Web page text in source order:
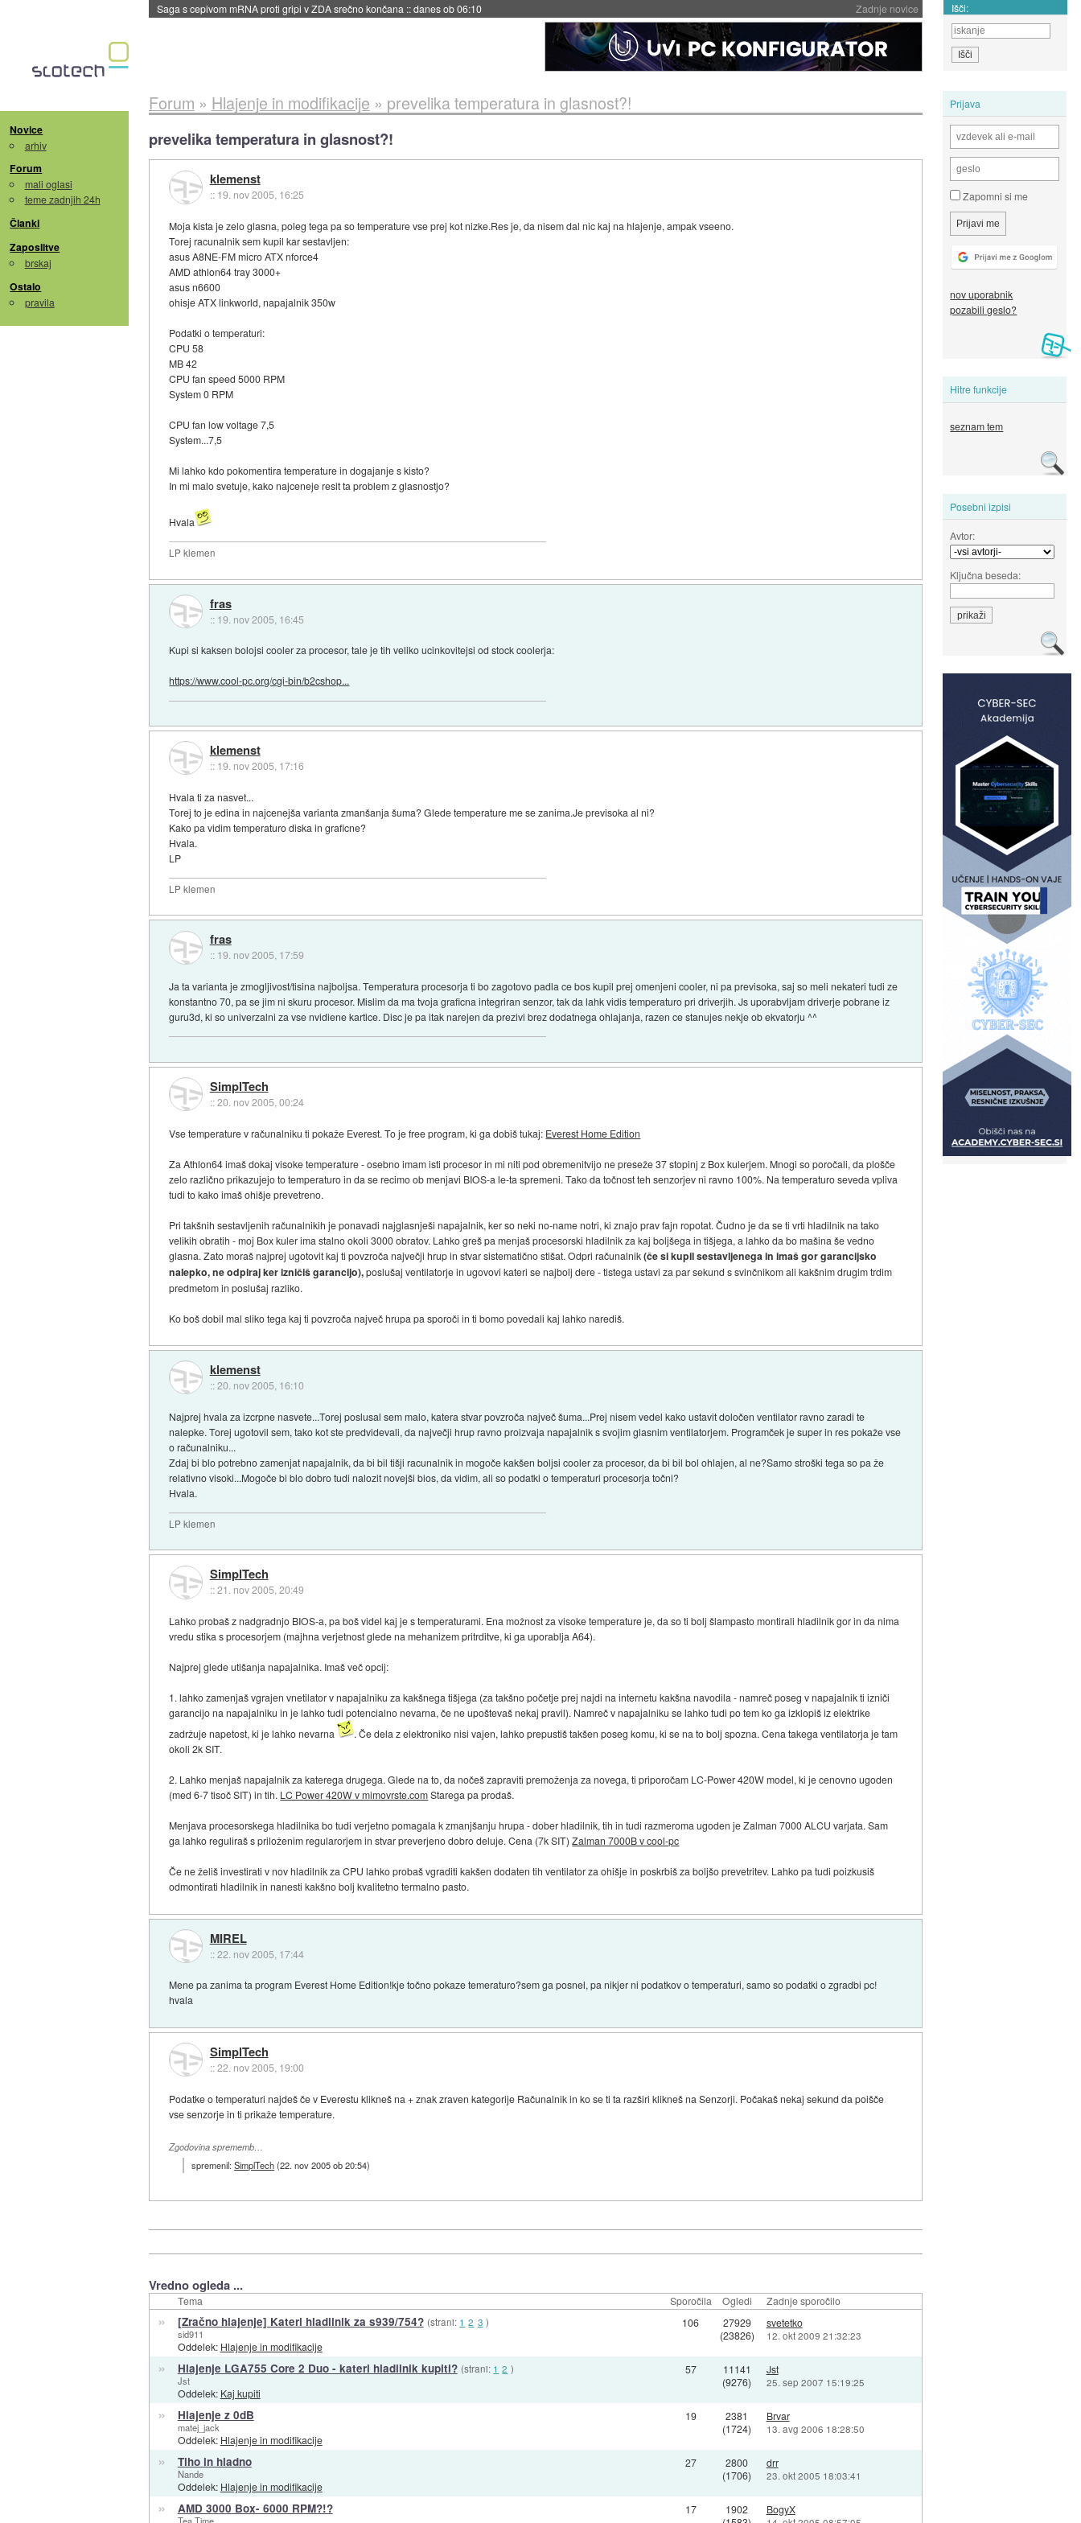
Zadnje novice
Saga s cepivom mRNA proti gripi v ZDA srečno končana ::danes ob 06:10 Išči:
Novice
arhiv
Forum
mali oglasi
teme zadnjih 24h
Članki
Zaposlitve
brskaj
Ostalo
pravila
Prijava
Zapomni si me
nov uporabnik
pozabili geslo?
Hitre funkcije
seznam tem
Posebni izpisi
Avtor:
Ključna beseda:
Forum » Hlajenje in modifikacije » prevelika temperatura in glasnost?!
prevelika temperatura in glasnost?!
klemenst
:: 19. nov 2005, 16:25
Moja kista je zelo glasna, poleg tega pa so temperature vse prej kot nizke.Res je, da nisem dal nic kaj na hlajenje, ampak vseeno.
Torej racunalnik sem kupil kar sestavljen:
asus A8NE-FM micro ATX nforce4
AMD athlon64 tray 3000+
asus n6600
ohisje ATX linkworld, napajalnik 350w
Podatki o temperaturi:
CPU 58
MB 42
CPU fan speed 5000 RPM
System 0 RPM
CPU fan low voltage 7,5
System...7,5
Mi lahko kdo pokomentira temperature in dogajanje s kisto?
In mi malo svetuje, kako najceneje resit ta problem z glasnostjo?
Hvala
LP klemen
fras
:: 19. nov 2005, 16:45
Kupi si kaksen bolojsi cooler za procesor, tale je tih veliko ucinkovitejsi od stock coolerja:
https://www.cool-pc.org/cgi-bin/b2cshop...
klemenst
:: 19. nov 2005, 17:16
Hvala ti za nasvet...
Torej to je edina in najcenejša varianta zmanšanja šuma? Glede temperature me se zanima.Je previsoka al ni?
Kako pa vidim temperaturo diska in graficne?
Hvala.
LP
LP klemen
fras
:: 19. nov 2005, 17:59
Ja ta varianta je zmogljivost/tisina najboljsa. Temperatura procesorja ti bo zagotovo padla ce bos kupil prej omenjeni cooler, ni pa previsoka, saj so meli nekateri tudi ze
konstantno 70, pa se jim ni skuru procesor. Mislim da ma tvoja graficna integriran senzor, tak da lahk vidis temperaturo pri driverjih. Js uporabvljam driverje pobrane iz
guru3d, ki so univerzalni za vse nvidiene kartice. Disc je pa itak narejen da prezivi brez dodatnega ohlajanja, razen ce stanujes nekje ob ekvatorju ^^
SimplTech
::20. nov 2005, 00:24
Vse temperature v računalniku ti pokaže Everest. To je free program, ki ga dobiš tukaj: Everest Home Edition
Za Athlon64 imaš dokaj visoke temperature - osebno imam isti procesor in mi niti pod obremenitvijo ne preseže 37 stopinj z Box kulerjem. Mnogi so poročali, da plošče
zelo različno prikazujejo to temperaturo in da se recimo ob menjavi BIOS-a le-ta spremeni. Tako da točnost teh senzorjev ni ravno 100%. Na temperaturo seveda vpliva
tudi to kako imaš ohišje prevetreno.
Pri takšnih sestavljenih računalnikih je ponavadi najglasnješi napajalnik, ker so neki no-name notri, ki znajo prav fajn ropotat. Čudno je da se ti vrti hladilnik na tako
velikih obratih - moj Box kuler ima stalno okoli 3000 obratov. Lahko greš pa menjaš procesorski hladilnik za kaj boljšega in tišjega, a lahko da bo mašina še vedno
glasna. Zato moraš najprej ugotovit kaj ti povzroča največji hrup in stvar sistematično stišat. Odpri računalnik(če si kupil sestavljenega in imaš gor garancijsko
nalepko, ne odpiraj ker izničiš garancijo),poslušaj ventilatorje in ugovovi kateri se najbolj dere - tistega ustavi za par sekund s svinčnikom ali kakšnim drugim trdim
predmetom in poslušaj razliko.
Ko boš dobil mal sliko tega kaj ti povzroča največ hrupa pa sporoči in ti bomo povedali kaj lahko narediš.
klemenst
::20. nov 2005, 16:10
Najprej hvala za izcrpne nasvete...Torej poslusal sem malo, katera stvar povzroča največ šuma...Prej nisem vedel kako ustavit določen ventilator ravno zaradi te
nalepke. Torej ugotovil sem, tako kot ste predvidevali, da največji hrup ravno proizvaja napajalnik s svojim glasnim ventilatorjem. Programček je super in res pokaže vse
o računalniku...
Zdaj bi blo potrebno zamenjat napajalnik, da bi bil tišji racunalnik in mogoče kakšen boljsi cooler za procesor, da bi bil bol ohlajen, al ne?Samo stroški tega so pa že
relativno visoki...Mogoče bi blo dobro tudi nalozit novejši bios, da vidim, ali so podatki o temperaturi procesorja točni?
Hvala.
LP klemen
SimplTech
::21. nov 2005, 20:49
Lahko probaš z nadgradnjo BIOS-a, pa boš videl kaj je s temperaturami. Ena možnost za visoke temperature je, da so ti bolj šlampasto montirali hladilnik gor in da nima
vredu stika s procesorjem (majhna verjetnost glede na mehanizem pritrditve, ki ga uporablja A64).
Najprej glede utišanja napajalnika. Imaš več opcij:
1. lahko zamenjaš vgrajen vnetilator v napajalniku za kakšnega tišjega (za takšno početje prej najdi na internetu kakšna navodila - namreč poseg v napajalnik ti izniči
garancijo na napajalniku in je lahko tudi potencialno nevarna, če ne upoštevaš nekaj pravil). Namreč v napajalniku se lahko tudi po tem ko ga izklopiš iz elektrike
zadržuje napetost, ki je lahko nevarna
. Če dela z elektroniko nisi vajen, lahko prepustiš takšen poseg komu, ki se na to bolj spozna. Cena takega ventilatorja je tam
okoli 2k SIT.
2. Lahko menjaš napajalnik za katerega drugega. Glede na to, da nočeš zapraviti premoženja za novega, ti priporočam LC-Power 420W model, ki je cenovno ugoden
(med 6-7 tisoč SIT) in tih. LC Power 420W v mimovrste.comStarega pa prodaš.
Menjava procesorskega hladilnika bo tudi verjetno pomagala k zmanjšanju hrupa - dober hladilnik, tih in tudi razmeroma ugoden je Zalman 7000 ALCU varjata. Sam
ga lahko reguliraš s priloženim regularorjem in stvar preverjeno dobro deluje. Cena (7k SIT)Zalman 7000B v cool-pc
Če ne želiš investirati v nov hladilnik za CPU lahko probaš vgraditi kakšen dodaten tih ventilator za ohišje in poskrbiš za boljšo prevetritev. Lahko pa tudi poizkusiš
odmontirati hladilnik in nanesti kakšno bolj kvalitetno termalno pasto.
MIREL
::22. nov 2005, 17:44
Mene pa zanima ta program Everest Home Edition!kje točno pokaze temeraturo?sem ga posnel, pa nikjer ni podatkov o temperaturi, samo so podatki o zgradbi pc!
hvala
SimplTech
::22. nov 2005, 19:00
Podatke o temperaturi najdeš če v Everestu klikneš na + znak zraven kategorije Računalnik in ko se ti ta razširi klikneš na Senzorji. Počakaš nekaj sekund da poišče
vse senzorje in ti prikaže temperature.
Zgodovina sprememb…
spremenil:SimplTech(22. nov 2005 ob 20:54)
Vredno ogleda ...
Tema Sporočila Ogledi Zadnje sporočilo
» [Zračno hlajenje] Kateri hladilnik za s939/754? (strani: 1 2 3 )
sid911
Oddelek: Hlajenje in modifikacije
106
27929
(23826)
svetetko
12. okt 2009 21:32:23
» Hlajenje LGA755 Core 2 Duo - kateri hladilnik kupiti? (strani: 1 2 )
Jst
Oddelek: Kaj kupiti
57
11141
(9276)
Jst
25. sep 2007 15:19:25
» Hlajenje z 0dB
matej_jack
Oddelek: Hlajenje in modifikacije
19
2381
(1724)
Brvar
13. avg 2006 18:28:50
» Tiho in hladno
Nande
Oddelek: Hlajenje in modifikacije
27
2800
(1706)
drr
23. okt 2005 18:03:41
» AMD 3000 Box- 6000 RPM?!? 17
1902
BogyX